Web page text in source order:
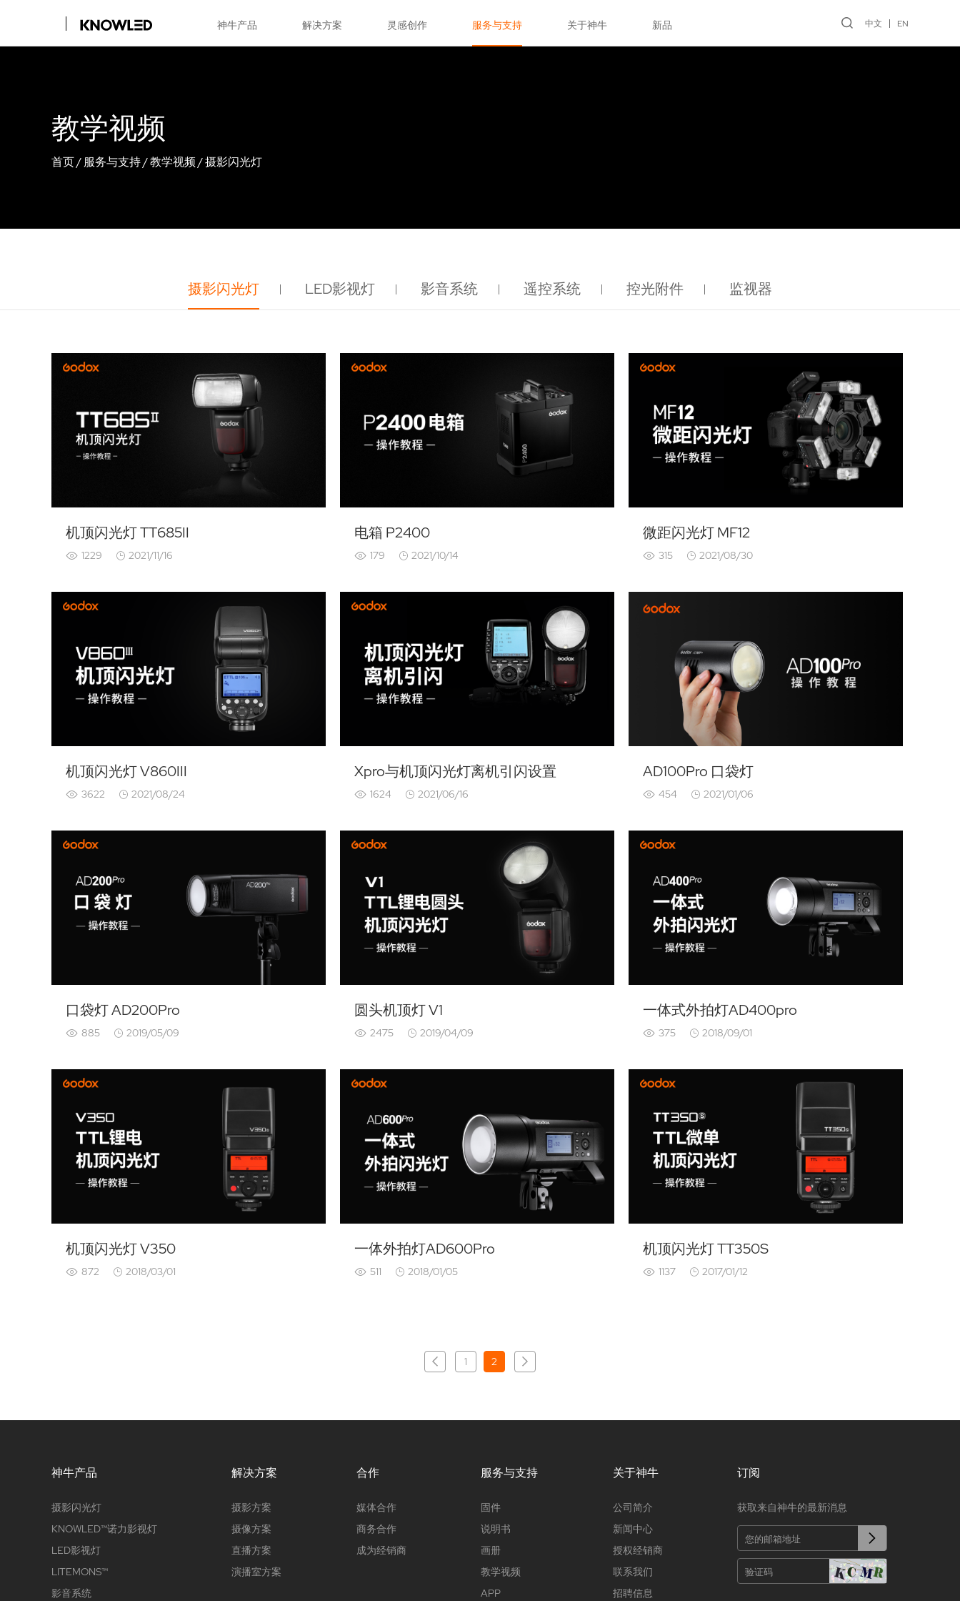
神牛产品 解决方案 灵感创作 服务与支持 关于神牛 新品 中文 EN
教学视频
首页/服务与支持/教学视频/摄影闪光灯
摄影闪光灯 LED影视灯 影音系统 遥控系统 控光附件 监视器
机顶闪光灯 TT685II
1229 2021/11/16
电箱 P2400
179 2021/10/14
微距闪光灯 MF12
315 2021/08/30
机顶闪光灯 V860III
3622 2021/08/24
Xpro与机顶闪光灯离机引闪设置
1624 2021/06/16
AD100Pro 口袋灯
454 2021/01/06
口袋灯 AD200Pro
885 2019/05/09
圆头机顶灯 V1
2475 2019/04/09
一体式外拍灯AD400pro
375 2018/09/01
机顶闪光灯 V350
872 2018/03/01
一体外拍灯AD600Pro
511 2018/01/05
机顶闪光灯 TT350S
1137 2017/01/12
1 2
神牛产品
摄影闪光灯
KNOWLED™诺力影视灯
LED影视灯
LITEMONS™
影音系统
解决方案
摄影方案
摄像方案
直播方案
演播室方案
合作
媒体合作
商务合作
成为经销商
服务与支持
固件
说明书
画册
教学视频
APP
关于神牛
公司简介
新闻中心
授权经销商
联系我们
招聘信息
订阅
获取来自神牛的最新消息